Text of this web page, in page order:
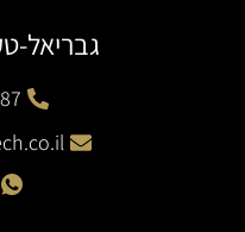
גבריאל-